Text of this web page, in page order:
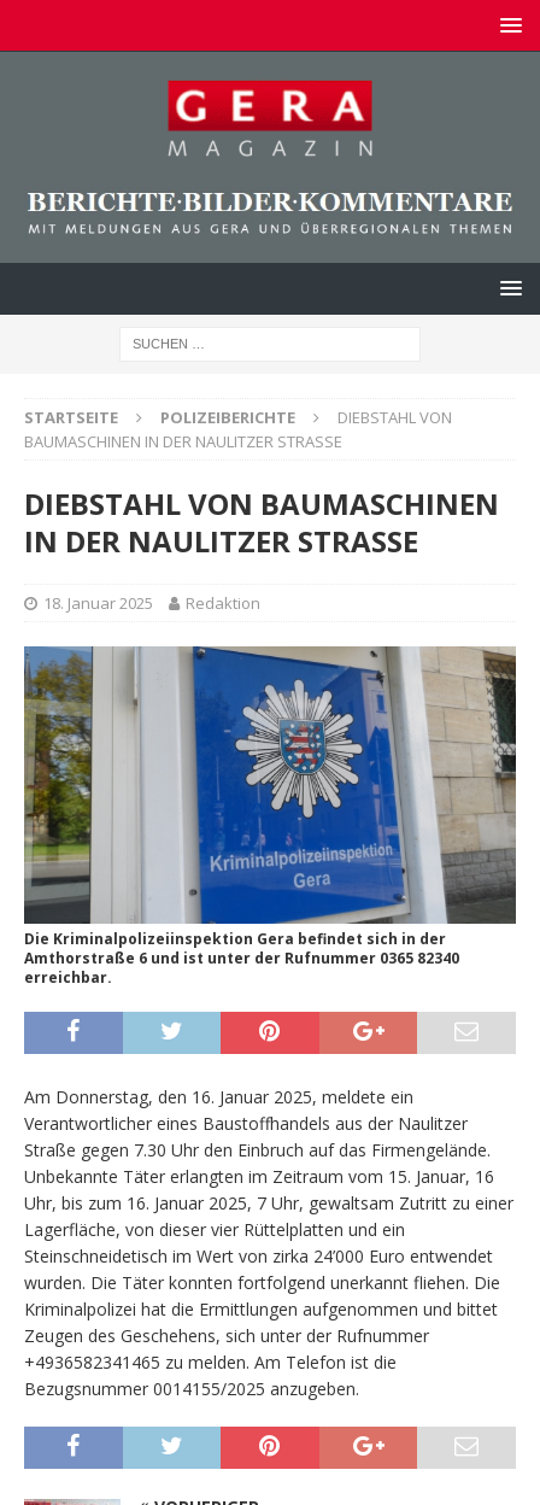
STARTSEITE POLIZEIBERICHTE
DIEBSTAHL VON
BAUMASCHINEN IN DER NAULITZER STRASSE
DIEBSTAHL VON BAUMASCHINEN
IN DER NAULITZER STRASSE
18. Januar 2025 Redaktion
Die Kriminalpolizeiinspektion Gera befindet sich in der
Amthorstraße 6 und ist unter der Rufnummer 0365 82340
erreichbar.
Am Donnerstag, den 16. Januar 2025, meldete ein
Verantwortlicher eines Baustoffhandels aus der Naulitzer
Straße gegen 7.30 Uhr den Einbruch auf das Firmengelände.
Unbekannte Täter erlangten im Zeitraum vom 15. Januar, 16
Uhr, bis zum 16. Januar 2025, 7 Uhr, gewaltsam Zutritt zu einer
Lagerfläche, von dieser vier Rüttelplatten und ein
Steinschneidetisch im Wert von zirka 24’000 Euro entwendet
wurden. Die Täter konnten fortfolgend unerkannt fliehen. Die
Kriminalpolizei hat die Ermittlungen aufgenommen und bittet
Zeugen des Geschehens, sich unter der Rufnummer
+4936582341465 zu melden. Am Telefon ist die
Bezugsnummer 0014155/2025 anzugeben.